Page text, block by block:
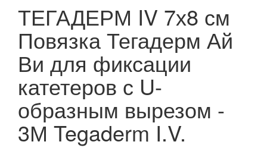
ТЕГАДЕРМ IV 7х8 см
Повязка Тегадерм Ай
Ви для фиксации
катетеров с U-
образным вырезом -
3М Tegaderm I.V.